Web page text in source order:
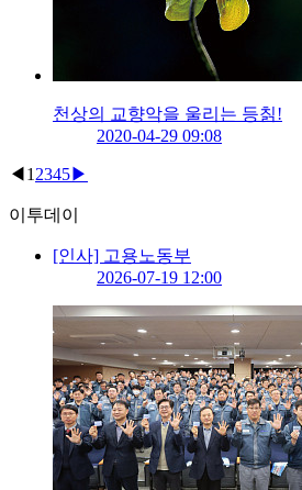
천상의 교향악을 울리는 등칡!
2020-04-29 09:08
◀ 1 2345▶
이투데이
[인사] 고용노동부
2026-07-19 12:00